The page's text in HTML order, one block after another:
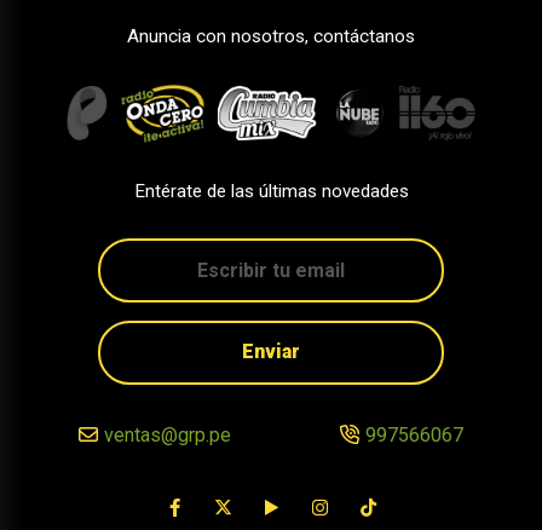
Anuncia con nosotros, contáctanos
Entérate de las últimas novedades
Enviar
ventas@grp.pe 997566067